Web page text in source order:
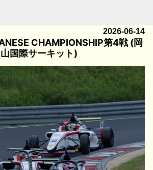
2026-06-14
CHAMPIONSHIP第4戦 (岡
山国際サーキット)